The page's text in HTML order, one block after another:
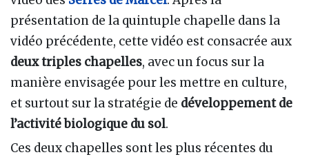
présentation de la quintuple chapelle dans la
vidéo précédente, cette vidéo est consacrée aux
deux triples chapelles, avec un focus sur la
manière envisagée pour les mettre en culture,
et surtout sur la stratégie de développement de
l’activité biologique du sol.
Ces deux chapelles sont les plus récentes du